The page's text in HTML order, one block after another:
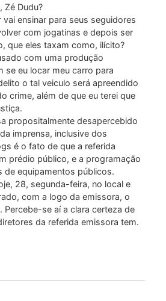
Zé Dudu?
vai ensinar para seus seguidores
com jogatinas e depois ser
que eles taxam como, ilícito?
com uma produção
se eu locar meu carro para
o tal veiculo será apreendido
crime, além de que eu terei que
propositalmente desapercebido
imprensa, inclusive dos
é o fato de que a referida
prédio público, e a programação
de equipamentos públicos.
28, segunda-feira, no local e
com a logo da emissora, o
Percebe-se aí a clara certeza de
da referida emissora tem.